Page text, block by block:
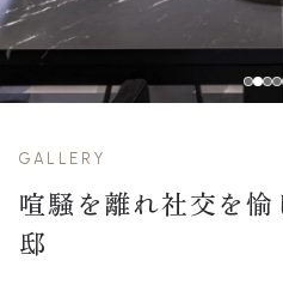
GALLERY
喧騒を離れ社交を
邸